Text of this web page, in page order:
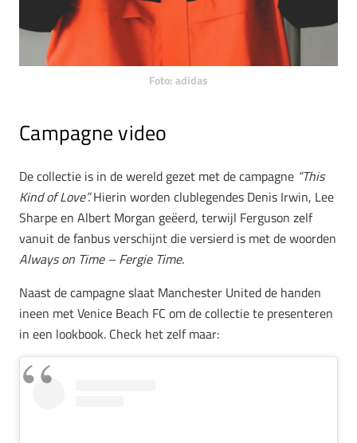
Foto: adidas
Campagne video
De collectie is in de wereld gezet met de campagne “This
Kind of Love”.Hierin worden clublegendes Denis Irwin, Lee
Sharpe en Albert Morgan geëerd, terwijl Ferguson zelf
vanuit de fanbus verschijnt die versierd is met de woorden
Always on Time – Fergie Time.
Naast de campagne slaat Manchester United de handen
ineen met Venice Beach FC om de collectie te presenteren
in een lookbook. Check het zelf maar: